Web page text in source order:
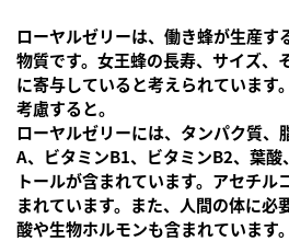
ローヤルゼリーは、働き蜂が生産す
物質です。女王蜂の長寿、サイズ、
に寄与していると考えられています
考慮すると。
ローヤルゼリーには、タンパク質、
A、ビタミンB1、ビタミンB2、葉
トールが含まれています。アセチル
まれています。また、人間の体に必
酸や生物ホルモンも含まれています。